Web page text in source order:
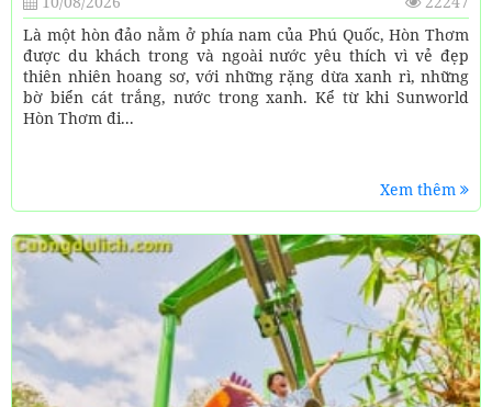
Là một hòn đảo nằm ở phía nam của Phú Quốc, Hòn Thơm
được du khách trong và ngoài nước yêu thích vì vẻ đẹp
thiên nhiên hoang sơ, với những rặng dừa xanh rì, những
bờ biển cát trắng, nước trong xanh. Kể từ khi Sunworld
Hòn Thơm đi...
Xem thêm